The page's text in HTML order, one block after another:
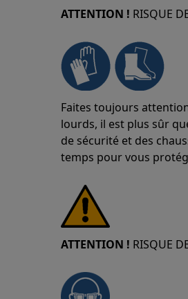
ATTENTION ! RISQUE
Faites toujours
lourds, il est plus sûr
de sécurité et des
temps pour vous
ATTENTION ! RISQUE